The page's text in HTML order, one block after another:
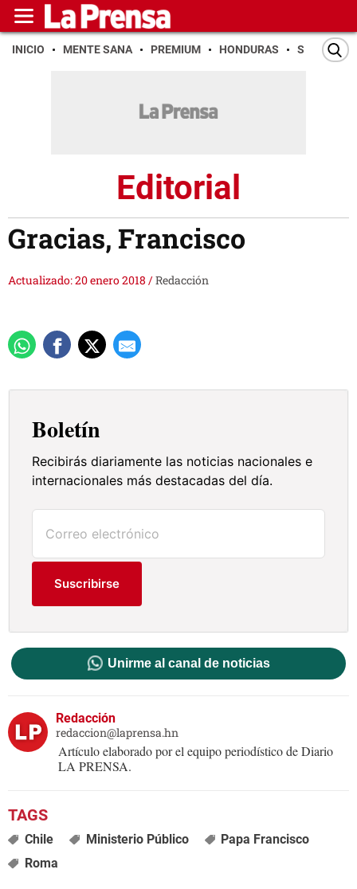
INICIO MENTE SANA PREMIUM HONDURAS SAN PEDRO
Editorial
Gracias, Francisco
Actualizado: 20 enero 2018 /Redacción
Boletín
Recibirás diariamente las noticias nacionales e
internacionales más destacadas del día.
Suscribirse
Unirme al canal de noticias
Redacción
redaccion@laprensa.hn
Artículo elaborado por el equipo periodístico de Diario
LA PRENSA.
Chile Ministerio Público
Papa Francisco
Roma